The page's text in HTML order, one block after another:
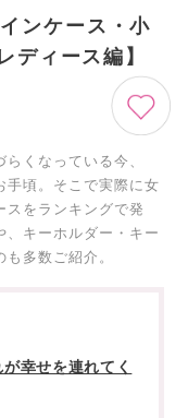
ンケース・小
ディース編】
くなっている今、
手頃。そこで実際に女
スをランキングで発
、キーホルダー・キー
多数ご紹介。
幸せを連れてく